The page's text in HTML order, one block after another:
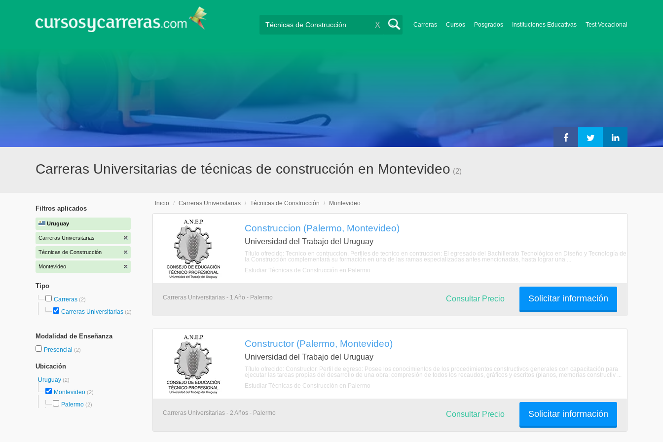
Carreras Cursos Posgrados Instituciones Educativas Test Vocacional
X
Carreras Universitarias de técnicas de construcción en Montevideo (2)
Filtros aplicados
Uruguay
Carreras Universitarias
Técnicas de Construcción
Montevideo
Tipo
Carreras (2)
Carreras Universitarias (2)
Modalidad de Enseñanza
Presencial (2)
Ubicación
Uruguay (2)
Montevideo (2)
Palermo (2)
Inicio / Carreras Universitarias / Técnicas de Construcción / Montevideo
Construccion (Palermo, Montevideo)
Universidad del Trabajo del Uruguay
Título ofrecido: Tecnico en contruccion. Perfiles de tecnico en contruccion: El egresado del Bachillerato Tecnológico en Diseño y Tecnología de
la Construcción complementará su formación en una de las ramas especializadas antes mencionadas, hasta lograr una ...
Estudiar Técnicas de Construcción en Palermo
Carreras Universitarias - 1 Año - Palermo Solicitar información
Consultar Precio
Constructor (Palermo, Montevideo)
Universidad del Trabajo del Uruguay
Título ofrecido: Constructor. Perfil de egreso: Posee los conocimientos de los procedimientos constructivos generales con capacitación para
ejecutar las tareas propias del desarrollo de una obra; compresión de todos los recaudos, gráficos y escritos (planos, memorias constructiv ...
Estudiar Técnicas de Construcción en Palermo
Carreras Universitarias - 2 Años - Palermo Solicitar información
Consultar Precio